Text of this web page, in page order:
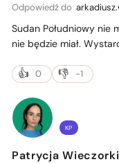
Odpowiedź do
Sudan Południowy nie
nie będzie miał.
0 -1
KP
Patrycja